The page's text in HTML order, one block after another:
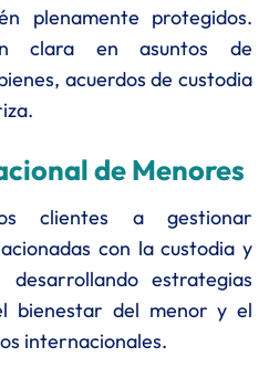
plenamente protegidos.
clara en asuntos de
acuerdos de custodia
de Menores
clientes a gestionar
con la custodia y
desarrollando estrategias
bienestar del menor y el
internacionales.